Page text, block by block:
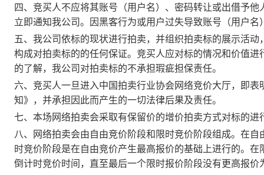
四、竞买人不应将其账号（用户名）、密码转让或出借予
立即通知我公司。因黑客行为或用户过失导致账号（用户
五、我公司依标的现状进行拍卖，并组织拍卖标的展示活
构成对拍卖标的的任何保证。竞买人应对标的情况和价值
的了解，我公司对拍卖标的不承担瑕疵担保责任。
六、竞买人一旦进入中国拍卖行业协会网络竞价大厅，即
知》，并承担因此而产生的一切法律后果及责任。
七、本场网络拍卖会采取有保留价的增价拍卖方式对标的进
八、网络拍卖会由自由竞价阶段和限时竞价阶段组成。在
时竞价阶段是在自由竞价产生最高报价的基础上进行的。
倒计时竞价时间，直至最后一个限时报价阶段没有更高报